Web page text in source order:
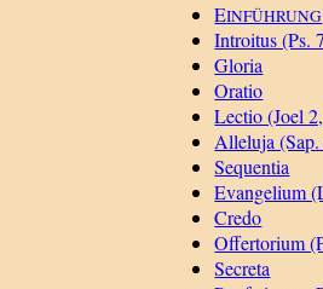
EINFÜHRUNG
Introitus (Ps.
Gloria
Oratio
Lectio (Joel
Alleluja
Sequentia
Evangelium
Credo
Offertorium
Secreta